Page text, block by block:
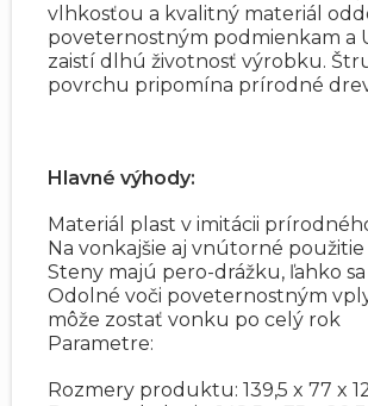
vlhkosťou a kvalitný materiál
poveternostným podmienkam a
zaistí dlhú životnosť výrobku.
povrchu pripomína prírodné
Hlavné výhody:
Materiál plast v imitácii
Na vonkajšie aj vnútorné použitie
Steny majú pero-drážku, ľahko
Odolné voči poveternostným
môže zostať vonku po celý rok
Parametre:
Rozmery produktu: 139,5 x 77 x